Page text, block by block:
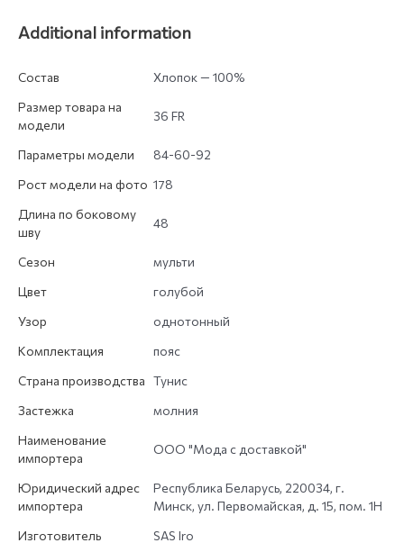
Additional information
Состав
Хлопок — 100%
Размер товара на
модели
36 FR
Параметры модели
84-60-92
Рост модели на фото 178
Длина по боковому
шву
48
Сезон
мульти
Цвет
голубой
Узор
однотонный
Комплектация
пояс
Страна производства Тунис
Застежка
молния
Наименование
импортера
ООО "Мода с доставкой"
Юридический адрес
импортера
Республика Беларусь, 220034, г.
Минск, ул. Первомайская, д. 15, пом. 1Н
Изготовитель
SAS Iro